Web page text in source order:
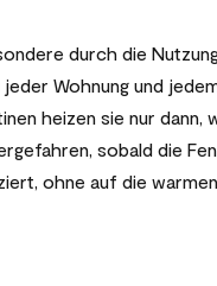
durch die
Wohnung und
heizen sie nur dann,
sobald die
ohne auf die